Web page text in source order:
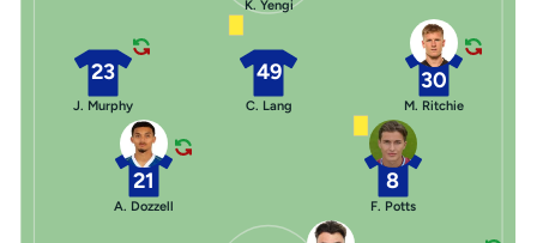
21
A. Dozzell
8
F. Potts
23
J. Murphy
49
C. Lang
30
M. Ritchie
K. Yengi